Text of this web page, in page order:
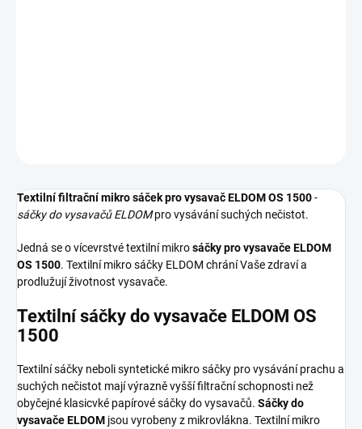
Textilní filtrační mikro sáček pro vysavač ELDOM OS 1500-
sáčky do vysavačů ELDOMpro vysávání suchých nečistot.
Jedná se o vícevrstvé textilní mikrosáčky pro vysavače ELDOM
OS 1500. Textilní mikro sáčky ELDOM chrání Vaše zdraví a
prodlužují životnost vysavače.
Textilní sáčky do vysavače ELDOM OS
1500
Textilní sáčky neboli syntetické mikro sáčky pro vysávání prachu a
suchých nečistot mají výrazně vyšší filtrační schopnosti než
obyčejné klasicvké papírové sáčky do vysavačů. Sáčky do
vysavače ELDOM jsou vyrobeny z mikrovlákna. Textilní mikro